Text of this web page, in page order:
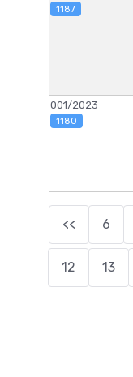
1187
001/2023
1180
<< 6
12 13